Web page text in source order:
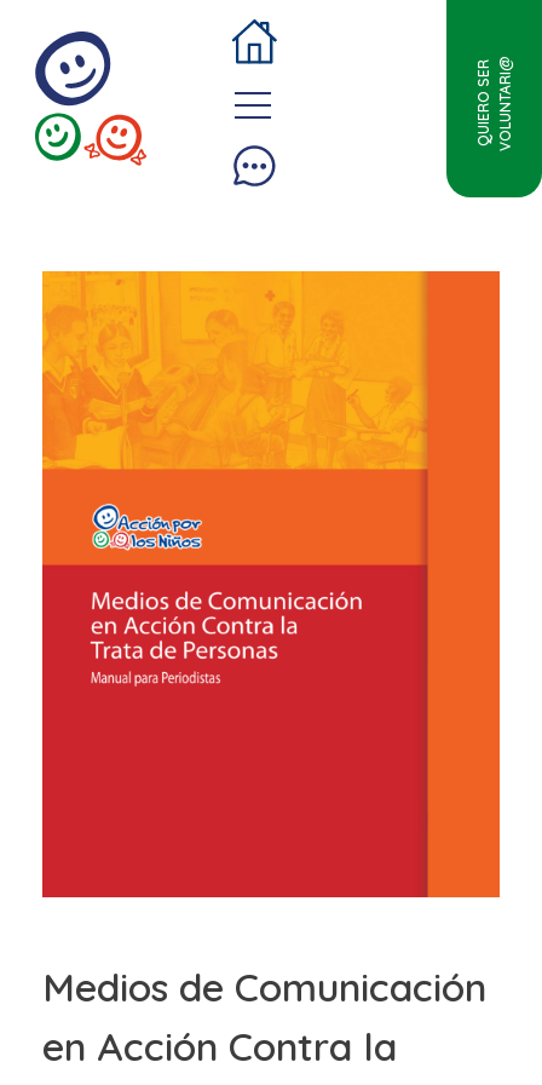
QUIERO SERVOLUNTARI@
Medios de Comunicación
en Acción Contra la
404